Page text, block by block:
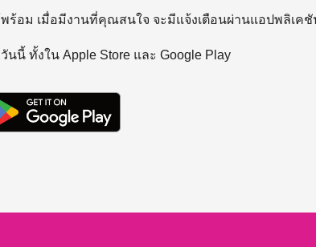
ร้อม เมื่อมีงานที่คุณสนใจ จะมีแจ้งเตือนผ่านแอปพลิเค
นนี้ ทั้งใน Apple Store และ Google Play